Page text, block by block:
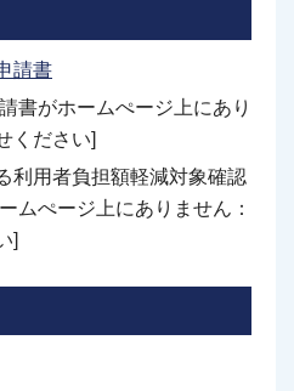
請書
書がホームぺージ上にあり
ください]
利用者負担額軽減対象確認
ムぺージ上にありません：
]